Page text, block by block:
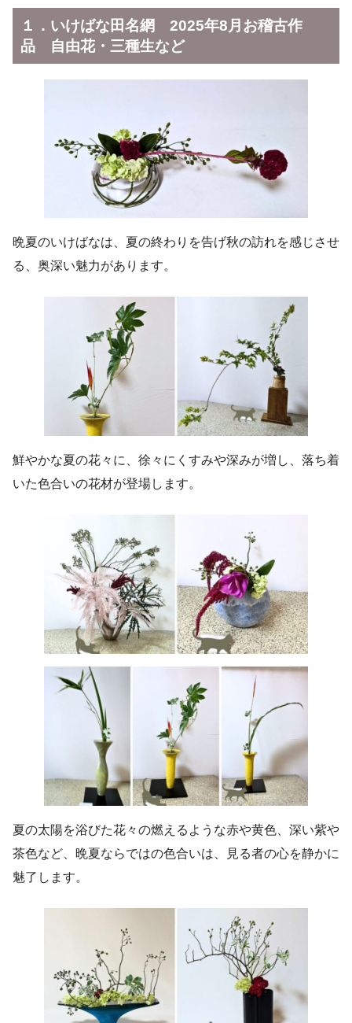
１．いけばな田名網 2025年8月お稽古作
品 自由花・三種生など
晩夏のいけばなは、夏の終わりを告げ秋の訪れを感じさせ
る、奥深い魅力があります。
鮮やかな夏の花々に、徐々にくすみや深みが増し、落ち着
いた色合いの花材が登場します。
夏の太陽を浴びた花々の燃えるような赤や黄色、深い紫や
茶色など、晩夏ならではの色合いは、見る者の心を静かに
魅了します。